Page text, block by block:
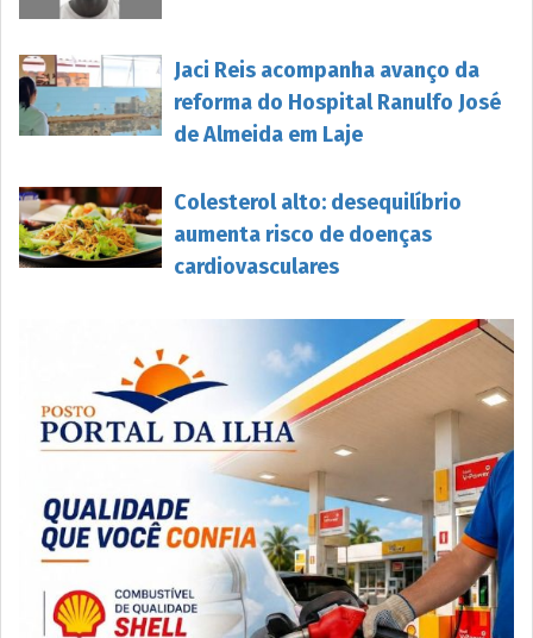
Jaci Reis acompanha avanço da
reforma do Hospital Ranulfo José
de Almeida em Laje
Colesterol alto: desequilíbrio
aumenta risco de doenças
cardiovasculares